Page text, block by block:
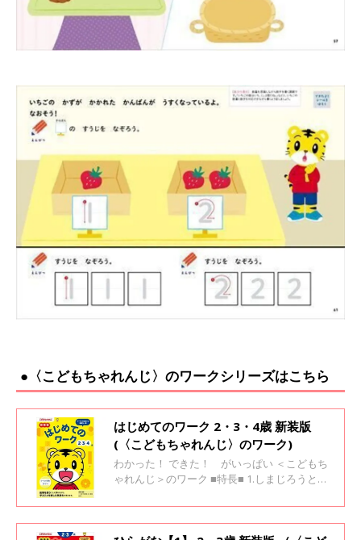
●〈こどもちゃれんじ〉のワークシリーズはこちら
はじめてのワーク 2・3・4歳 新装版
(〈こどもちゃれんじ〉のワーク)
わかった！ できた！ がいっぱい ＜こどもち
ゃれんじ＞のワーク ■特長■ 1.しまじろうと一
場面がいっぱい 3.「わかった！」「できた！」
が自信になります